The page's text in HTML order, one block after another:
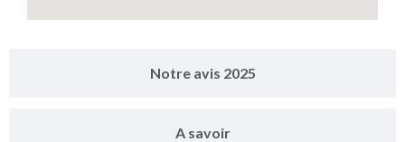
Notre avis 2025
A savoir